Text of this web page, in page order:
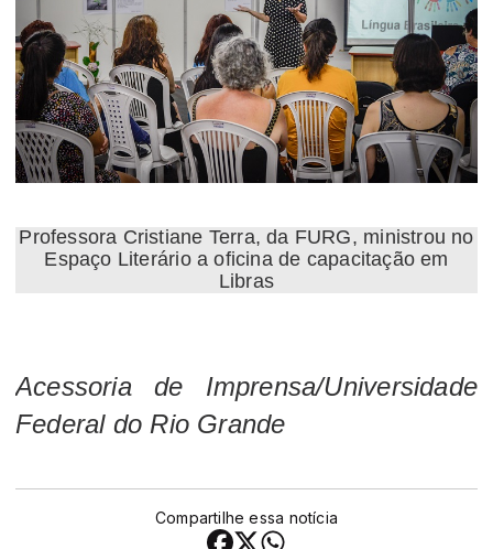
Professora Cristiane Terra, da FURG, ministrou no
Espaço Literário a oficina de capacitação em
Libras
Acessoria de Imprensa/Universidade
Federal do Rio Grande
Compartilhe essa notícia